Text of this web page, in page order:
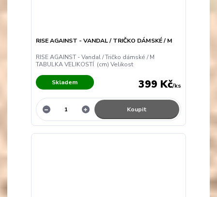
RISE AGAINST - VANDAL / TRIČKO DÁMSKÉ / M
RISE AGAINST - Vandal / Tričko dámské / M
TABULKA VELIKOSTÍ (cm) Velikost
399 Kč/ks
Skladem
Koupit